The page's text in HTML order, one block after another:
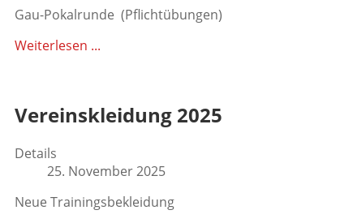
Gau-Pokalrunde (Pflichtübungen)
Weiterlesen ...
Vereinskleidung 2025
Details
25. November 2025
Neue Trainingsbekleidung